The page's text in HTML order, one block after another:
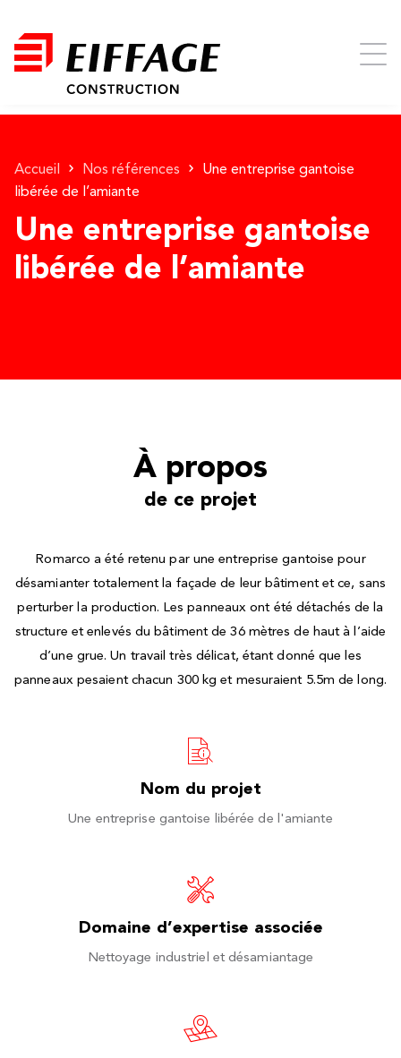
Accueil Nos références
Une entreprise gantoise
libérée de l’amiante
Une entreprise gantoise
libérée de l’amiante
À propos
de ce projet
Romarco a été retenu par une entreprise gantoise pour
désamianter totalement la façade de leur bâtiment et ce, sans
perturber la production. Les panneaux ont été détachés de la
structure et enlevés du bâtiment de 36 mètres de haut à l’aide
d’une grue. Un travail très délicat, étant donné que les
panneaux pesaient chacun 300 kg et mesuraient 5.5m de long.
Nom du projet
Une entreprise gantoise libérée de l'amiante
Domaine d’expertise associée
Nettoyage industriel et désamiantage